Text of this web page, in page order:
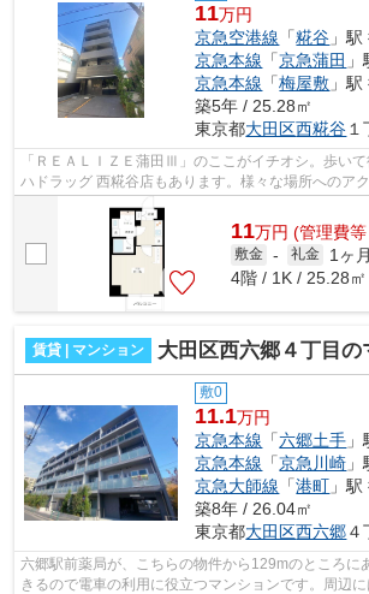
11万円
京急空港線 「糀谷 」
京急本線 「京急蒲田
京急本線 「梅屋敷 」
築5年 / 25.28㎡
東京都大田区西糀谷 １
「ＲＥＡＬＩＺＥ蒲田Ⅲ」のここがイチオシ。歩い
ハドラッグ 西糀谷店もあります。様々な場所へのア
11万円 (管理費
敷金 - 礼金
1ヶ月
4階 / 1K / 25.28㎡
賃貸 | マンション 大田区西六郷４丁目の
敷0
11.1万円
京急本線 「六郷土手
京急本線 「京急川崎
京急大師線 「港町 」
築8年 / 26.04㎡
東京都大田区西六郷４
六郷駅前薬局が、こちらの物件から129mのところに
きるので電車の利用に役立つマンションです。周辺に